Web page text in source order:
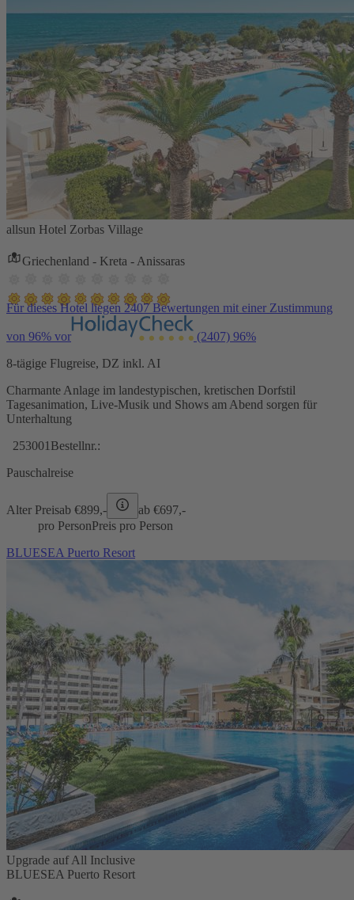
allsun Hotel Zorbas Village
Griechenland - Kreta - Anissaras
Für dieses Hotel liegen 2407 Bewertungen mit einer Zustimmung
von 96% vor (2407) 96%
8-tägige Flugreise, DZ inkl. AI
Charmante Anlage im landestypischen, kretischen Dorfstil
Tagesanimation, Live-Musik und Shows am Abend sorgen für
Unterhaltung
253001 Bestellnr.:
Pauschalreise
Alter Preisab €899,- ab €697,-
pro PersonPreis pro Person
BLUESEA Puerto Resort
Upgrade auf All Inclusive
BLUESEA Puerto Resort